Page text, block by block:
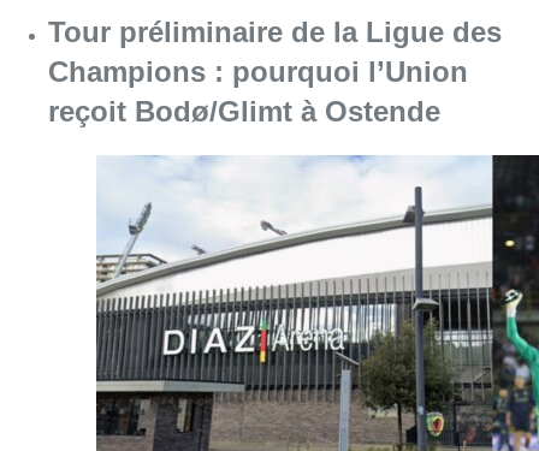
Tour préliminaire de la Ligue des
Champions : pourquoi l’Union
reçoit Bodø/Glimt à Ostende